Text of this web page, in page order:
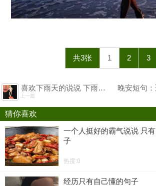
共3张 1 2 3
喜欢下雨天的说说 下雨的感觉真好心情文案
上一篇
猜你喜欢
一个人挺好的霸气说说 只
子
热度:0
经历只有自己懂的句子